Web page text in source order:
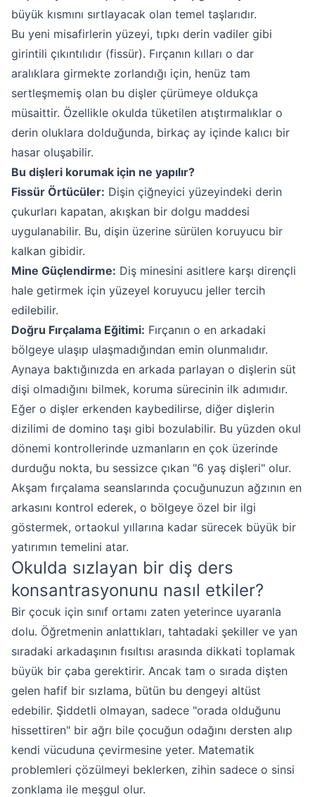
büyük kısmını sırtlayacak olan temel taşlarıdır.
Bu yeni misafirlerin yüzeyi, tıpkı derin vadiler gibi
girintili çıkıntılıdır (fissür). Fırçanın kılları o dar
aralıklara girmekte zorlandığı için, henüz tam
sertleşmemiş olan bu dişler çürümeye oldukça
müsaittir. Özellikle okulda tüketilen atıştırmalıklar o
derin oluklara dolduğunda, birkaç ay içinde kalıcı bir
hasar oluşabilir.
Bu dişleri korumak için ne yapılır?
Fissür Örtücüler: Dişin çiğneyici yüzeyindeki derin
çukurları kapatan, akışkan bir dolgu maddesi
uygulanabilir. Bu, dişin üzerine sürülen koruyucu bir
kalkan gibidir.
Mine Güçlendirme: Diş minesini asitlere karşı dirençli
hale getirmek için yüzeyel koruyucu jeller tercih
edilebilir.
Doğru Fırçalama Eğitimi: Fırçanın o en arkadaki
bölgeye ulaşıp ulaşmadığından emin olunmalıdır.
Aynaya baktığınızda en arkada parlayan o dişlerin süt
dişi olmadığını bilmek, koruma sürecinin ilk adımıdır.
Eğer o dişler erkenden kaybedilirse, diğer dişlerin
dizilimi de domino taşı gibi bozulabilir. Bu yüzden okul
dönemi kontrollerinde uzmanların en çok üzerinde
durduğu nokta, bu sessizce çıkan "6 yaş dişleri" olur.
Akşam fırçalama seanslarında çocuğunuzun ağzının en
arkasını kontrol ederek, o bölgeye özel bir ilgi
göstermek, ortaokul yıllarına kadar sürecek büyük bir
yatırımın temelini atar.
Okulda sızlayan bir diş ders
konsantrasyonunu nasıl etkiler?
Bir çocuk için sınıf ortamı zaten yeterince uyaranla
dolu. Öğretmenin anlattıkları, tahtadaki şekiller ve yan
sıradaki arkadaşının fısıltısı arasında dikkati toplamak
büyük bir çaba gerektirir. Ancak tam o sırada dişten
gelen hafif bir sızlama, bütün bu dengeyi altüst
edebilir. Şiddetli olmayan, sadece "orada olduğunu
hissettiren" bir ağrı bile çocuğun odağını dersten alıp
kendi vücuduna çevirmesine yeter. Matematik
problemleri çözülmeyi beklerken, zihin sadece o sinsi
zonklama ile meşgul olur.